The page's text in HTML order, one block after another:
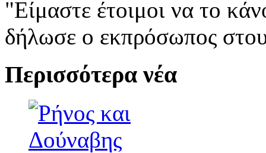
"Είμαστε έτοιμοι να το
δήλωσε ο εκπρόσωπος
Περισσότερα νέα